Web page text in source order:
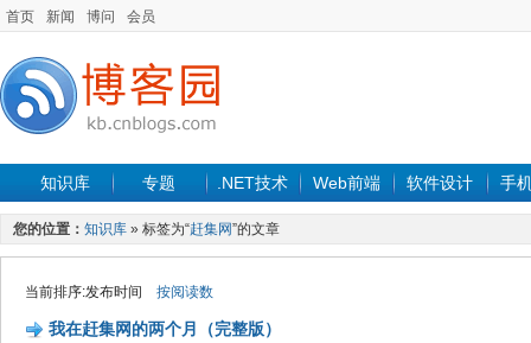
首页 新闻 博问 会员
知识库 专题 .NET技术 Web前端 软件设计 手
您的位置： 知识库 » 标签为“赶集网”的文章
当前排序:发布时间 按阅读数
我在赶集网的两个月（完整版）